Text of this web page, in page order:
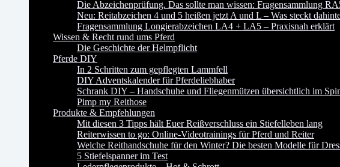
Die Abzeichenprüfung. Das sollte man wissen: Fragensammlung
Neu: Reitabzeichen 4 und 5 heißen jetzt A und L – Was steckt
Fragensammlung Longierabzeichen LA4 + LA5 – Praxisnah erklärt
Wissen & Recht rund ums Pferd
Die Geschichte der Helmpflicht
Pferde DIY
In 2 Schritten zum gepflegten Lammfell
DIY Adventskalender für Pferdeliebhaber
Schrank DIY – Handschuhe und Fliegenmützen übersichtlich im
Pimp my Reithose
Produkte & Empfehlungen
Mit diesen 3 Tipps hält Euer Reißverschluss ein Stiefelleben lang
Reiterwissen to go: Online-Videotrainings für Pferd und Reiter
Welche Reithandschuhe für den Winter? Die besten Modelle für
5 Stiefelspanner im Test